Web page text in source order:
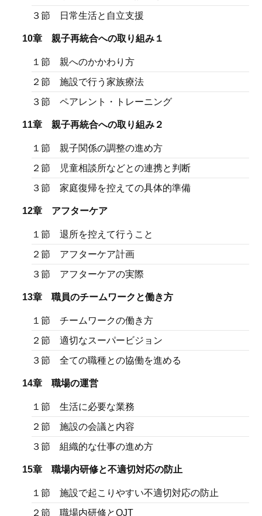
３節 日常生活と自立支援
10章 親子再統合への取り組み１
１節 親へのかかわり方
２節 施設で行う家族療法
３節 ペアレント・トレーニング
11章 親子再統合への取り組み２
１節 親子関係の調整の進め方
２節 児童相談所などとの連携と判断
３節 家庭復帰を控えての具体的準備
12章 アフターケア
１節 退所を控えて行うこと
２節 アフターケア計画
３節 アフターケアの実際
13章 職員のチームワークと働き方
１節 チームワークの働き方
２節 適切なスーパービジョン
３節 全ての職種との協働を進める
14章 職場の運営
１節 生活に必要な業務
２節 施設の会議と内容
３節 組織的な仕事の進め方
15章 職場内研修と不適切対応の防止
１節 施設で起こりやすい不適切対応の防止
２節 職場内研修とOJT